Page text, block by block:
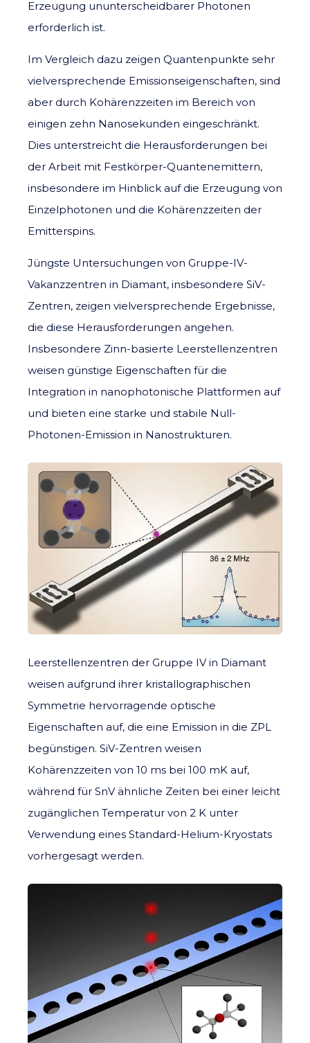
Erzeugung ununterscheidbarer Photonen
erforderlich ist.
Im Vergleich dazu zeigen Quantenpunkte sehr
vielversprechende Emissionseigenschaften, sind
aber durch Kohärenzzeiten im Bereich von
einigen zehn Nanosekunden eingeschränkt.
Dies unterstreicht die Herausforderungen bei
der Arbeit mit Festkörper-Quantenemittern,
insbesondere im Hinblick auf die Erzeugung von
Einzelphotonen und die Kohärenzzeiten der
Emitterspins.
Jüngste Untersuchungen von Gruppe-IV-
Vakanzzentren in Diamant, insbesondere SiV-
Zentren, zeigen vielversprechende Ergebnisse,
die diese Herausforderungen angehen.
Insbesondere Zinn-basierte Leerstellenzentren
weisen günstige Eigenschaften für die
Integration in nanophotonische Plattformen auf
und bieten eine starke und stabile Null-
Photonen-Emission in Nanostrukturen.
Leerstellenzentren der Gruppe IV in Diamant
weisen aufgrund ihrer kristallographischen
Symmetrie hervorragende optische
Eigenschaften auf, die eine Emission in die ZPL
begünstigen. SiV-Zentren weisen
Kohärenzzeiten von 10 ms bei 100 mK auf,
während für SnV ähnliche Zeiten bei einer leicht
zugänglichen Temperatur von 2 K unter
Verwendung eines Standard-Helium-Kryostats
vorhergesagt werden.